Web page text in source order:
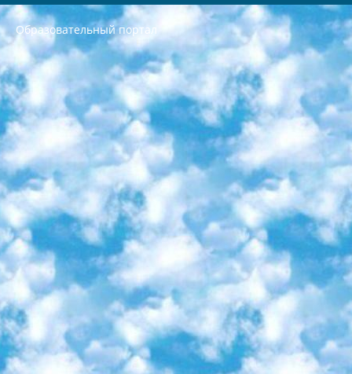
Образовательный портал
РЕСПУБЛИКА УЗБЕКИСТАН МИНИСТРЕРСТВО ДОШКОЛЬНОГО И ШКОЛЬНОГО ОБРАЗОВАНИЯ КОМАНДА в общеобразовательных учреждениях в 2023-2024 учебном году организация и проведение итоговой государственной аттестации обучающихся о Министра дошкольного и школьного образования Республики Узбекистан от 4 марта 2008 года (постановлением Минюста от 20 марта 2008 года № 1778 государственной регистрации) «Итоговое состояние учащихся общего среднего образования на основании положения об утверждении положения об аттестации общего среднего образования выпускной экзамен студентов в образовательных учреждениях в 2023-2024 учебном году В целях организации и прохождения аттестации приказываю: 1. Следующее: перечень предметов, по которым будет проводиться итоговая государственная аттестация и экзамен формы перевода согласно приложению 1; сертификаты международного образца, оценивающие уровень владения иностранными языками перечень согласно приложению 2; 2. Педагогический при специализированных образовательных учреждениях. научно-практический центр квалификации и международной оценки (Д.Давидова) 2024 г. До 25 марта: задания по предметам, по которым будет проводиться итоговая аттестация разработка и утверждение технических условий; итоговая аттестация на основании разработанного предметного задания разработка вопросов по предметам (устно и письменно), экзамен передача; общеобразовательные средние школы и специальные учебные заведения учащиеся выпускных классов школ и интернатов в агентской системе подготовка базы данных экзаменационных материалов и критериев оценки; перевод базы экзаменационных материалов на все языки обучения подать в Республиканский образовательный центр для изготовления; варианты экзаменов на основе разработанных контрольных материалов пусть будут поставлены задачи формирования. 3. Республиканский образовательный центр (Ш.Худайкулов) до 5 апреля 2024 года. до: база данных предоставленных экзаменационных материалов на все языки обучения перевод и экспертиза; для слепых, слабовидящих, глухих, слабослышащих и умственно отсталых детей учащиеся выпускных классов специализированных школ и школ-интернатов база данных экзаменационных материалов на всех преподаваемых языках подготовка критериев оценки; специализированные школы для умственно отсталых детей и технологии для учащихся выпускных классов школ-интернатов разработка соответствующих рекомендаций и критериев проведения ЕГЭ по естествознанию давать задания. 4. Педагогический при специализированных образовательных учреждениях. Научно-практический центр навыков и международной оценки (Д.Давидова), Республика образовательный центр (Худайкулов Ш.) итоговый государственный аттестационный экзамен ориентирован на творческое и логическое мышление при подготовке базы материалов учитывать введение заданий. 5. Следует отметить, что: сертификат государственного образца о знании общеобразовательного предмета и как минимум национальный уровень B1 по предметам на иностранных языках, указанным в Приложении 2. или международно признанный сертификат эквивалентного уровня студенты, изучающие определенный предмет, освобождаются от экзамена; по соответствующим предметам запланирована итоговая государственная аттестация за день до дня, путем жеребьевки Рабочей группой (в письменной форме по предметам, проводимым в форме) из числа сформированных вариантов выбрано 2 варианта; 2 выбранных варианта экзамена анонсированы на официальном сайте министерства и все выпускники по всей стране на основе этих вариантов проводит итоговую государственную аттестацию. 6. Государственное образование учащихся средних общеобразовательных учреждений. знания в соответствии с квалификационными требованиями, которые необходимо приобрести на основании стандартов итоговый (выпускной) контроль для 9 и 11 классов в целях тестирования Экзамены (далее – экзамены) состоят из предметов, перечисленных в приложении 1. будет сделано. 7. Экзамены пройдут с 26 мая по 15 июня 2024 г. (кроме науки физического воспитания). 8. Физическая для учащихся 9 классов общесредних образовательных учреждений. Экзамены по предмету «Образование, квалификация медицина» 1-6 мая 2024 года. сотрудники перевести под присмотр (с отклонениями в физическом или умственном развитии) специализированная школа для детей, школы-интернаты и со сколиозом школы-интернаты санаторного типа для больных детей исключены). 9. Он был слепым, слабовидящим и имел нарушения опорно-двигательного аппарата. экзамены в специализированных школах и интернатах для детей должны проводиться исходя из требований, предъявляемых к общеобразовательным учреждениям (физкультура кроме науки). 10. Специализированная школа для глухих и слабослышащих детей. и экзамены в интернатах и быть реализован в виде письменного теста по математике. 11. Специальность для умственно отсталых детей. Для 9 класса Родной язык и литературное письмо Государственный язык (язык обучения – узбекский). для неклассов) написано Математическое письмо Письменная/устная история Узбекистана Физическое воспитание практично Итоговый контроль Для 11 класса Написание родного языка и литературы (эссе) Математическое письмо Узбекский язык (обучение на узбекском языке) не посещающее общее среднее образование для учреждений)/Образовательное учреждение выбор письменный и устный Иностранный язык письменный/устный Письменная/устная история Узбекистана *По выбору студента:  Химия  Физика  Основы государственного права  География 10 бесплатных образовательных ресурсов - Мы составили подборку онлайн-проектов с интерактивными упражнениями, видеолекциями и статьями. Они помогут вам обрести новые и освежить старые знания бесплатно. 1. «ИНТУИТ» Старейшая образовательная площадка Рунета. Здесь вы найдёте сотни текстовых и видеокурсов на десятки различных тем — от программирования до психологии. Многие курсы подготовлены российскими университетами и крупными международными компаниями вроде Intel и Microsoft. Самостоятельное обучение бесплатное, но желающие могут оплатить услуги персональных наставников. 2. «Смартия» знакомит с актуальными профессиями и подсказывает, как им обучаться. Выбрав заинтересовавшую вас специальность — SMM-специалист, фотограф, веб-дизайнер или другую, — увидите список необходимых для неё умений. Чтобы вы могли освоить их самостоятельно, для каждого умения площадка отображает подборку ссылок на учебные материалы. Хотя «Смартия» ориентируется на русскоязычную аудиторию, часть контента всё же доступна только на английском. 3. «Лекторий Физтеха» Проект Московского физико-технического института (Физтеха). С его помощью вы можете смотреть онлайн серии лекций, записанные на видео в этом вузе. В числе доступных предметов — физика, биология, химия, информационные технологии и другие. К некоторым лекциям администрация ресурса прилагает готовые конспекты, которые можно скачивать в PDF-формате. 4. ITMOcourses Онлайн-площадка Санкт-Петербургского национального исследовательского университета информационных технологий, механики и оптики (ИТМО). Ресурс предоставляет свободный доступ к курсам, разработанным в этом вузе. Каталог материалов разбит на четыре категории: «Оптические системы и технологии», «Приборостроение и робототехника», «Информационные технологии» и «Биотехнологии». Курсы состоят из видеолекций, интерактивных демонстраций и заданий. 5. «КиберЛенинка» Электронная научная библиотека открытого доступа. Каталог площадки регулярно обрастает текстами статей из различных научных изданий. Сгруппированные по журналам и рубрикам публикации можно читать онлайн или скачивать целиком в PDF-формате. Проект нацелен на популяризацию науки за счёт открытого доступа к качественной информации. 6. «ПостНаука» На этом ресурсе публикуют подборки видеолекций, составленные экспертами из разных отраслей и объединённые общими темами. Среди них, к примеру, есть серии «Биоинформатика и геномика», «Культура средневековой Скандинавии» и Cinema Studies о теории кино. Каждая подборка лекций — логически связанная история, рассказанная экспертом от первого лица. Кроме того, на сайте появляются научно-образовательные статьи и тесты на разные темы. 7. «Newочём» Команда проекта «Newочём» отбирает самые интересные тексты из англоязычных СМИ и переводит те из них, за которые голосуют участники сообщества «ВКонтакте». По большей части это научно-популярные статьи. Редакторы придумывают лишь заголовки, в остальном содержание переводов соответствует оригиналам. Полные тексты можно читать прямо в социальной сети. 8. InternetUrok Онлайн-база материалов по основным дисциплинам школьной программы. Информация на сайте структурирована по классам, предметам и темам (урокам). Каждый урок состоит из видеолекций и конспектов. Есть также интерактивные тренажёры и тесты для закрепления пройденного материала. Даже если вы давно окончили школу, возможность повторить программу старших классов всегда может пригодиться. 9. Edutainme Ещё один ресурс об образовании. В отличие от Newtonew, как мне кажется, Edutainme больше ориентируется на представителей индустрии: педагогов, предпринимателей, разработчиков образовательных проектов. Но и любой, кто просто стремится к саморазвитию, найдёт на сайте много полезного и интересного для себя. Например, информацию о новых курсах и образовательных сервисах. 10. Newtonew Онлайн-медиа об образовании и обучении в широком смысле. Авторы Newtonew пишут об инструментах, заведениях, тактиках и стратегиях, которые помогают учить других и получать новые знания самостоятельно. На этой площадке вы найдёте новости, обзоры, аналитические мат